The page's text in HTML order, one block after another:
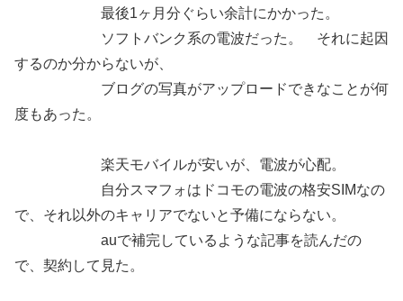
最後1ヶ月分ぐらい余計にかかった。
ソフトバンク系の電波だった。 それに起因
するのか分からないが、
ブログの写真がアップロードできなことが何
度もあった。
楽天モバイルが安いが、電波が心配。
自分スマフォはドコモの電波の格安SIMなの
で、それ以外のキャリアでないと予備にならない。
auで補完しているような記事を読んだの
で、契約して見た。